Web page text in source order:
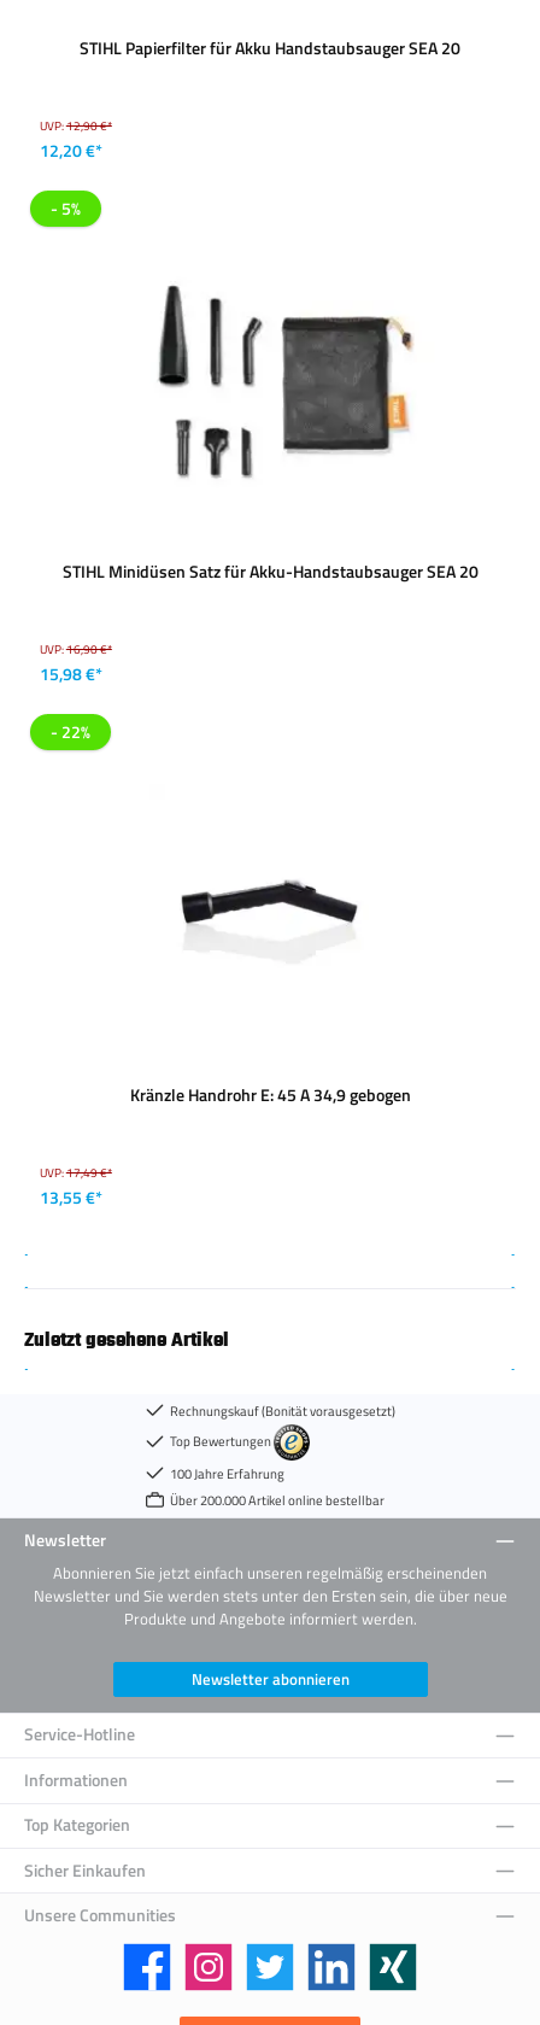
STIHL Papierfilter für Akku Handstaubsauger SEA 20
UVP:12,90 €*
12,20 €*
- 5%
STIHL Minidüsen Satz für Akku-Handstaubsauger SEA 20
UVP:16,90 €*
15,98 €*
- 22%
Kränzle Handrohr E: 45 A 34,9 gebogen
UVP:17,49 €*
13,55 €*
Zuletzt gesehene Artikel
Rechnungskauf (Bonität vorausgesetzt)
Top Bewertungen
100 Jahre Erfahrung
Über 200.000 Artikel online bestellbar
Newsletter
Abonnieren Sie jetzt einfach unseren regelmäßig erscheinenden
Newsletter und Sie werden stets unter den Ersten sein, die über neue
Produkte und Angebote informiert werden.
Newsletter abonnieren
Service-Hotline
Informationen
Top Kategorien
Sicher Einkaufen
Unsere Communities
Facebook Instagram Twitter LinkedIn Xing